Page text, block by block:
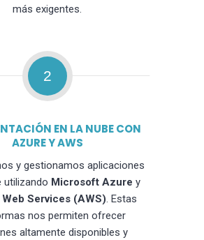
más exigentes.
2
EN LA NUBE CON
AZURE Y AWS
y gestionamos aplicaciones
utilizando Microsoft Azure y
Services (AWS). Estas
nos permiten ofrecer
altamente disponibles y